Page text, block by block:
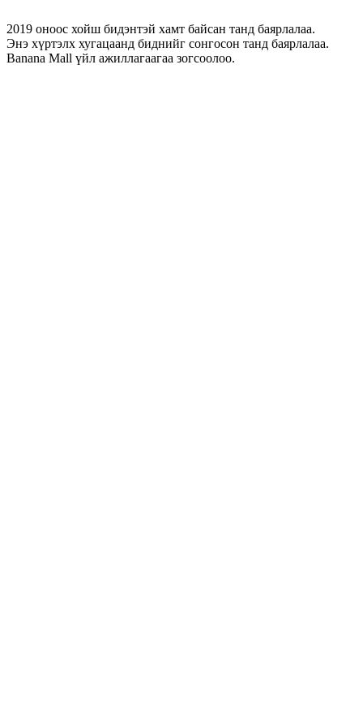
2019 оноос хойш бидэнтэй хамт байсан танд баярлалаа.
Энэ хүртэлх хугацаанд биднийг сонгосон танд баярлалаа.
Banana Mall үйл ажиллагаагаа зогсоолоо.